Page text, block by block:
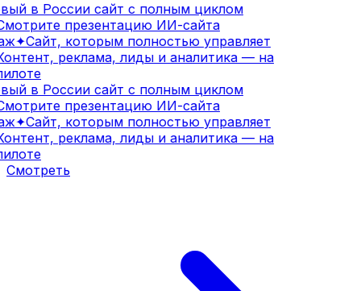
в России сайт с полным циклом
презентацию ИИ-сайта
✦Сайт, которым полностью управляет
реклама, лиды и аналитика — на
в России сайт с полным циклом
презентацию ИИ-сайта
✦Сайт, которым полностью управляет
реклама, лиды и аналитика — на
Смотреть